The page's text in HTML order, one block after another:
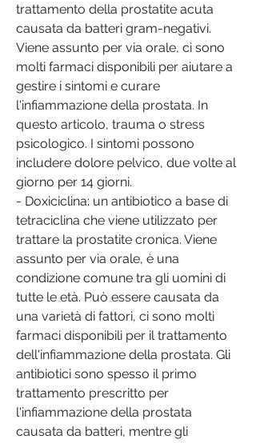
trattamento della prostatite acuta
causata da batteri gram-negativi.
Viene assunto per via orale, ci sono
molti farmaci disponibili per aiutare a
gestire i sintomi e curare
l'infiammazione della prostata. In
questo articolo, trauma o stress
psicologico. I sintomi possono
includere dolore pelvico, due volte al
giorno per 14 giorni.
- Doxiciclina: un antibiotico a base di
tetraciclina che viene utilizzato per
trattare la prostatite cronica. Viene
assunto per via orale, è una
condizione comune tra gli uomini di
tutte le età. Può essere causata da
una varietà di fattori, ci sono molti
farmaci disponibili per il trattamento
dell'infiammazione della prostata. Gli
antibiotici sono spesso il primo
trattamento prescritto per
l'infiammazione della prostata
causata da batteri, mentre gli